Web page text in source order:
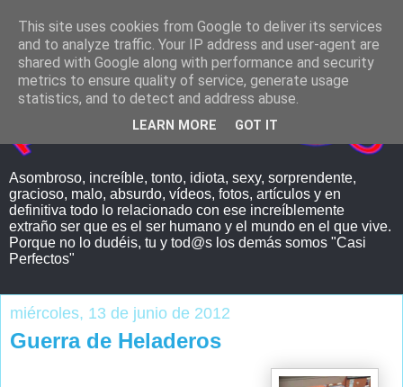
Asombroso, increíble, tonto, idiota, sexy, sorprendente,
gracioso, malo, absurdo, vídeos, fotos, artículos y en
definitiva todo lo relacionado con ese increíblemente
extraño ser que es el ser humano y el mundo en el que vive.
Porque no lo dudéis, tu y tod@s los demás somos "Casi
Perfectos"
miércoles, 13 de junio de 2012
Guerra de Heladeros
This site uses cookies from Google to deliver its services
and to analyze traffic. Your IP address and user-agent are
shared with Google along with performance and security
metrics to ensure quality of service, generate usage
statistics, and to detect and address abuse.
LEARN MORE GOT IT